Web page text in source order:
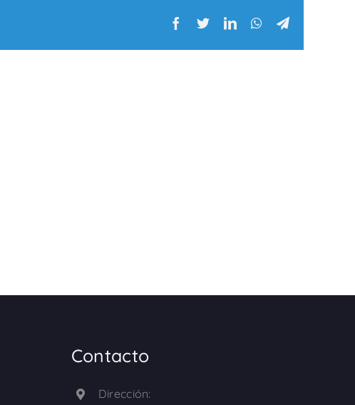
Facebook
TwitterLinkedInWhatsAppTelegram
Contacto
Dirección: